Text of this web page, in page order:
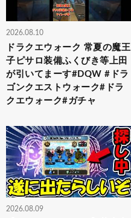
2026.08.10
ドラクエウォーク 常夏の魔王
子ピサロ装備ふくびき等上田
が引いてまーす#DQW #ドラ
ゴンクエストウォーク#ドラ
クエウォーク#ガチャ
2026.08.09